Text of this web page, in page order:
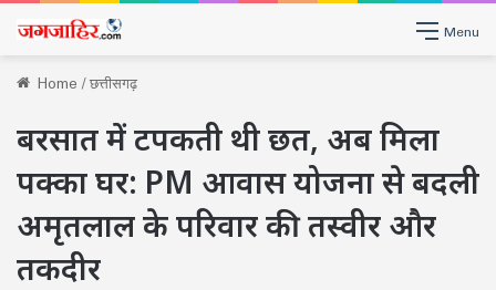
Menu
Home/छत्तीसगढ़
बरसात में टपकती थी छत, अब मिला
पक्का घर: PM आवास योजना से बदली
अमृतलाल के परिवार की तस्वीर और
तकदीर